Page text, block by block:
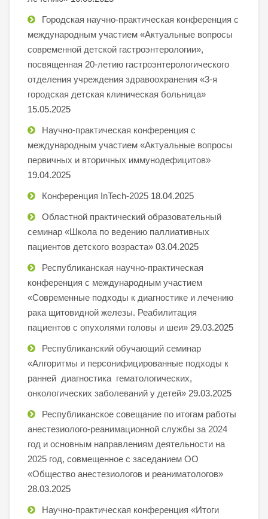
Городская научно-практическая конференция с
международным участием «Актуальные вопросы
современной детской гастроэнтерологии»,
посвященная 20-летию гастроэнтерологического
отделения учреждения здравоохранения «3-я
городская детская клиническая больница»
15.05.2025
Научно-практическая конференция с
международным участием «Актуальные вопросы
первичных и вторичных иммунодефицитов»
19.04.2025
Конференция InTech-2025 18.04.2025
Областной практический образовательный
семинар «Школа по ведению паллиативных
пациентов детского возраста» 03.04.2025
Республиканская научно-практическая
конференция с международным участием
«Современные подходы к диагностике и лечению
рака щитовидной железы. Реабилитация
пациентов с опухолями головы и шеи» 29.03.2025
Республиканский обучающий семинар
«Алгоритмы и персонифицированные подходы к
ранней диагностика гематологических,
онкологических заболеваний у детей» 29.03.2025
Республиканское совещание по итогам работы
анестезиолого-реанимационной службы за 2024
год и основным направлениям деятельности на
2025 год, совмещенное с заседанием ОО
«Общество анестезиологов и реаниматологов»
28.03.2025
Научно-практическая конференция «Итоги